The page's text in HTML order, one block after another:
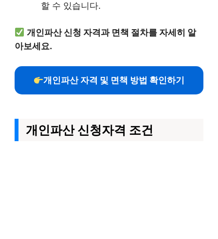
할 수 있습니다.
개인파산 신청 자격과 면책 절차를 자세히 알
아보세요.
개인파산 자격 및 면책 방법 확인하기
개인파산 신청자격 조건